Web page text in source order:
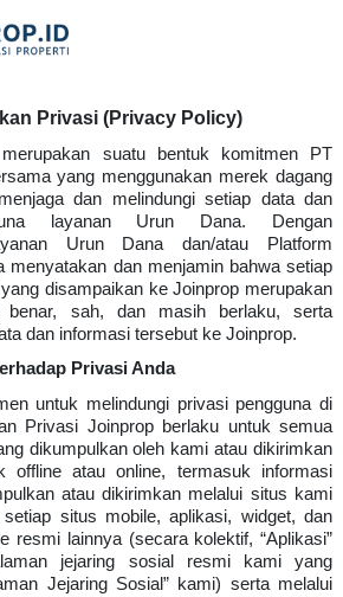
Privasi (Privacy Policy)
suatu bentuk komitmen PT
yang menggunakan merek dagang
dan melindungi setiap data dan
layanan Urun Dana. Dengan
Urun Dana dan/atau Platform
menyatakan dan menjamin bahwa setiap
disampaikan ke Joinprop merupakan
sah, dan masih berlaku, serta
dan informasi tersebut ke Joinprop.
Privasi Anda
untuk melindungi privasi pengguna di
Privasi Joinprop berlaku untuk semua
dikumpulkan oleh kami atau dikirimkan
offline atau online, termasuk informasi
atau dikirimkan melalui situs kami
setiap situs mobile, aplikasi, widget, dan
resmi lainnya (secara kolektif, “Aplikasi”
jejaring sosial resmi kami yang
Jejaring Sosial” kami) serta melalui